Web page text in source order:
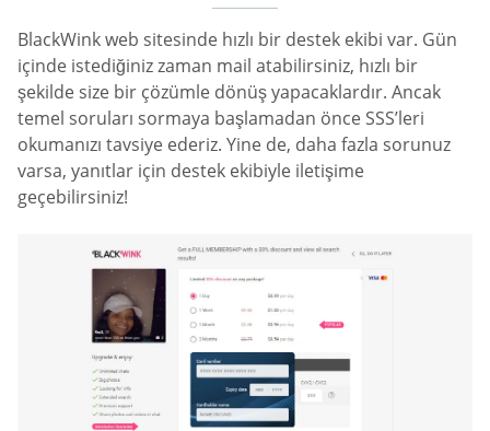
BlackWink web sitesinde hızlı bir destek ekibi var. Gün
içinde istediğiniz zaman mail atabilirsiniz, hızlı bir
şekilde size bir çözümle dönüş yapacaklardır. Ancak
temel soruları sormaya başlamadan önce SSS’leri
okumanızı tavsiye ederiz. Yine de, daha fazla sorunuz
varsa, yanıtlar için destek ekibiyle iletişime
geçebilirsiniz!